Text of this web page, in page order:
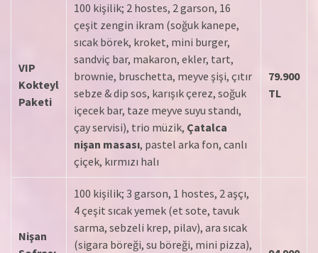
VIP
Kokteyl
Paketi
100 kişilik; 2 hostes, 2 garson, 16
çeşit zengin ikram (soğuk kanepe,
sıcak börek, kroket, mini burger,
sandviç bar, makaron, ekler, tart,
brownie, bruschetta, meyve şişi, çıtır
sebze & dip sos, karışık çerez, soğuk
içecek bar, taze meyve suyu standı,
çay servisi), trio müzik, Çatalca
nişan masası, pastel arka fon, canlı
çiçek, kırmızı halı
79.900
TL
Nişan
100 kişilik; 3 garson, 1 hostes, 2 aşçı,
4 çeşit sıcak yemek (et sote, tavuk
sarma, sebzeli krep, pilav), ara sıcak
(sigara böreği, su böreği, mini pizza),